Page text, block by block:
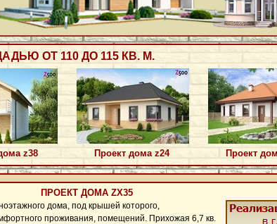
ОТ 110 ДО 115 КВ. М.
z38 Проект дома z24 Проект
ПРОЕКТ ДОМА ZX35
дома, под крышей которого,
проживания, помещений. Прихожая 6,7 кв.